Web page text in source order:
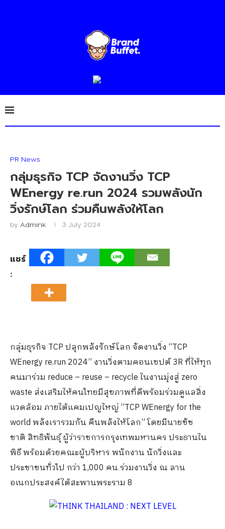
PR News
กลุ่มธุรกิจ TCP จัดงานวิ่ง TCP
WEnergy re.run 2024 รวมพลังนัก
วิ่งรักษ์โลก ร่วมคืนพลังให้โลก
by Admink 3 July 2024
แชร์
:
กลุ่มธุรกิจ TCP ปลุกพลังรักษ์โลก จัดงานวิ่ง “TCP
WEnergy re.run 2024” งานวิ่งตามคอนเซปต์ 3R ที่ให้ทุก
คนมาร่วม reduce – reuse – recycle ในงานมุ่งสู่ zero
waste ส่งเสริมให้คนไทยมีสุขภาพที่ดีพร้อมร่วมดูแลสิ่ง
แวดล้อม ภายใต้แคมเปญใหญ่ “TCP WEnergy for the
world พลังเรารวมกัน คืนพลังให้โลก” โดยมีนายชัช
ชาติ สิทธิพันธุ์ ผู้ว่าราชการกรุงเทพมหานคร ประธานใน
พิธี พร้อมด้วยคณะผู้บริหาร พนักงาน นักวิ่งและ
ประชาชนทั่วไป กว่า 1,000 คน ร่วมงานวิ่ง ณ ลาน
อเนกประสงค์ใต้สะพานพระราม 8